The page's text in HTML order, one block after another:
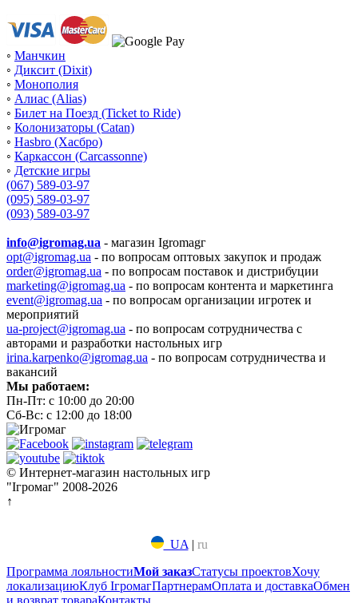
◦ Манчкин
◦ Диксит (Dixit)
◦ Монополия
◦ Алиас (Alias)
◦ Билет на Поезд (Ticket to Ride)
◦ Колонизаторы (Catan)
◦ Hasbro (Хасбро)
◦ Каркассон (Carcassonne)
◦ Детские игры
(067) 589-03-97
(095) 589-03-97
(093) 589-03-97
info@igromag.ua - магазин Igromagг
opt@igromag.ua - по вопросам оптовых закупок и продаж
order@igromag.ua - по вопросам поставок и дистрибуции
marketing@igromag.ua - по вопросам контента и маркетинга
event@igromag.ua - по вопросам организации игротек и
мероприятий
ua-project@igromag.ua - по вопросам сотрудничества с
авторами и разработки настольных игр
irina.karpenko@igromag.ua - по вопросам сотрудничества и
вакансий
Мы работаем:
Пн-Пт: с 10:00 до 20:00
Сб-Вс: с 12:00 до 18:00
© Интернет-магазин настольных игр
"Ігромаг" 2008-2026
↑
UA | ru
Программа лояльностиМой заказСтатусы проектовХочу
локализациюКлуб ІгромагПартнерамОплата и доставкаОбмен
и возврат товараКонтакты